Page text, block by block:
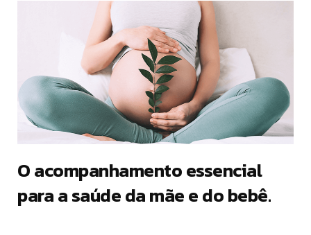
O acompanhamento essencial
para a saúde da mãe e do bebê.